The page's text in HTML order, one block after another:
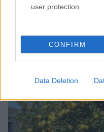
user protection.
CONFIRM
Data Deletion
citrancs szedés után